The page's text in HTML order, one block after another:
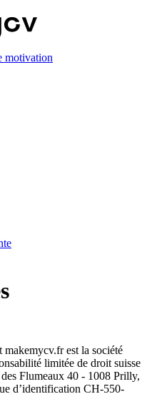
motivation
makemycv.fr est la société
limitée de droit suisse
Flumeaux 40 - 1008 Prilly,
d’identification CH-550-